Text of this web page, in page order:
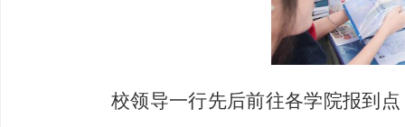
校领导一行先后前往各学院报到